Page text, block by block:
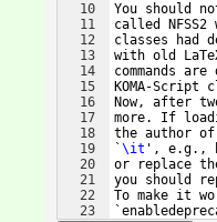
10
11
12
13
14
15
16
17
18
19
20
21
22
23
You should
called NFSS2
classes had
with old
commands
KOMA-Script
Now, after
more. If
the author of
`\it ', e.g.,
or replace
you should
To make it